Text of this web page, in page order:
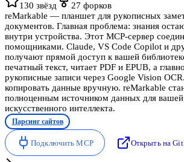
130 звёзд 27 форков
reMarkable — планшет для рукописных
документов. Главная проблема: знания
внутри устройства. Этот MCP-сервер
помощниками. Claude, VS Code Copilot и
получают прямой доступ к вашей
печатный текст, читает PDF и EPUB, а
рукописные записи через Google Vision
копировать данные вручную. reMarkable
полноценным источником данных для
искусственного интеллекта.
Парсинг сайтов
Подключить MCP Открыть на